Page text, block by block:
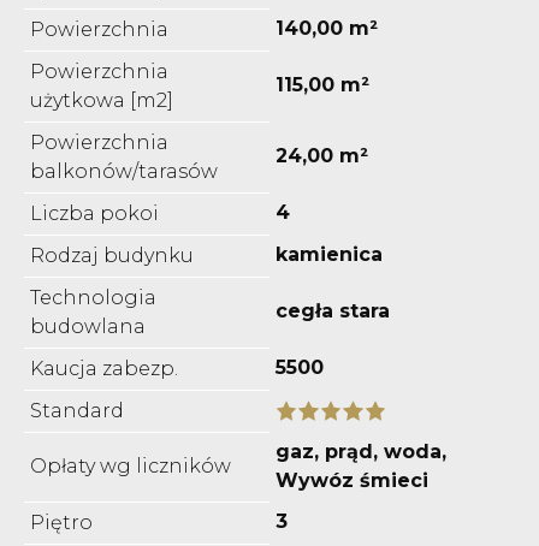
Powierzchnia
140,00 m²
Powierzchnia
użytkowa [m2]
115,00 m²
Powierzchnia
balkonów/tarasów
24,00 m²
Liczba pokoi
4
Rodzaj budynku
kamienica
Technologia
budowlana
cegła stara
Kaucja zabezp.
5500
Standard
Opłaty wg liczników
gaz, prąd, woda,
Wywóz śmieci
Piętro
3